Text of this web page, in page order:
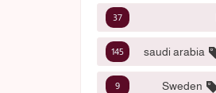
37
saudi arabia
145
Sweden
9